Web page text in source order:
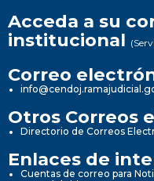
Acceda a su
institucional
Correo
Otros Correos
Directorio de Correos
Enlaces de
Cuentas de correo para